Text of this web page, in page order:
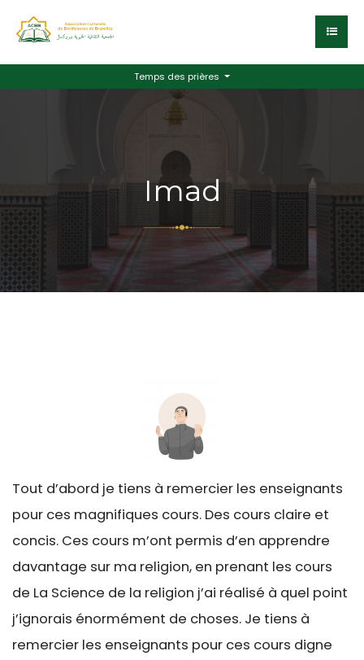
Temps des prières
Imad
Tout d’abord je tiens à remercier les enseignants
pour ces magnifiques cours. Des cours claire et
concis. Ces cours m’ont permis d’en apprendre
davantage sur ma religion, en prenant les cours
de La Science de la religion j’ai réalisé à quel point
j’ignorais énormément de choses. Je tiens à
remercier les enseignants pour ces cours digne